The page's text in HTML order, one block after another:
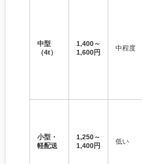
中型
（4t）
1,400～
1,600円
中程度
小型・
軽配送
1,250～
1,400円
低い